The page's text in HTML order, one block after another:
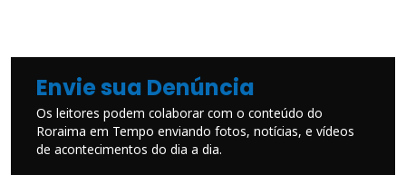
Envie sua Denúncia
Os leitores podem colaborar com o conteúdo do
Roraima em Tempo enviando fotos, notícias, e vídeos
de acontecimentos do dia a dia.